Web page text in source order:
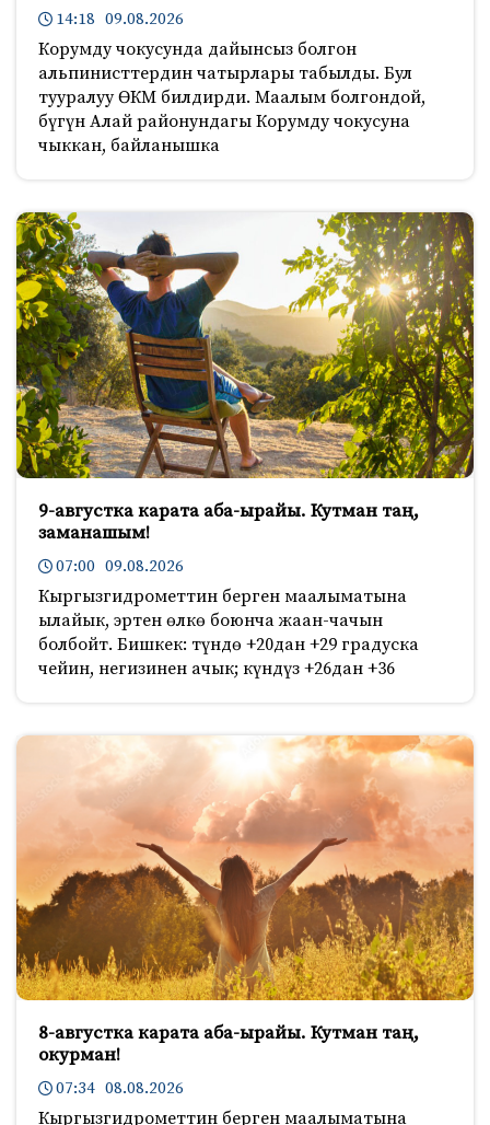
14:18 09.08.2026
Корумду чокусунда дайынсыз болгон
альпинисттердин чатырлары табылды. Бул
тууралуу ӨКМ билдирди. Маалым болгондой,
бүгүн Алай районундагы Корумду чокусуна
чыккан, байланышка
9-августка карата аба-ырайы. Кутман таң,
заманашым!
07:00 09.08.2026
Кыргызгидрометтин берген маалыматына
ылайык, эртен өлкө боюнча жаан-чачын
болбойт. Бишкек: түндө +20дан +29 градуска
чейин, негизинен ачык; күндүз +26дан +36
8-августка карата аба-ырайы. Кутман таң,
окурман!
07:34 08.08.2026
Кыргызгидрометтин берген маалыматына